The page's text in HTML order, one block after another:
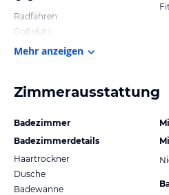
Radfahren
Golfplatz
Mehr anzeigen
Zimmerausstattung
Badezimmer
Badezimmerdetails
Haartrockner
Dusche
Badewanne